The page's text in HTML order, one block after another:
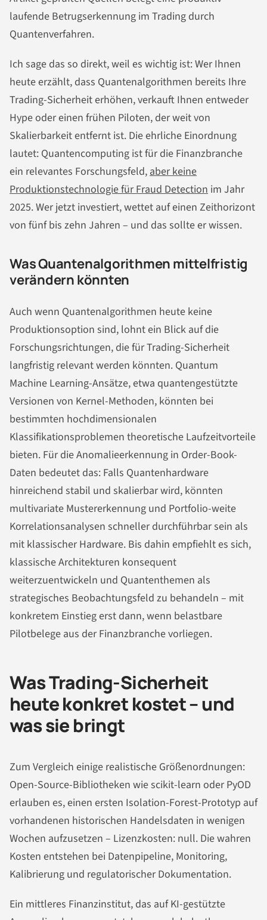
laufende Betrugserkennung im Trading durch
Quantenverfahren.
Ich sage das so direkt, weil es wichtig ist: Wer Ihnen
heute erzählt, dass Quantenalgorithmen bereits Ihre
Trading-Sicherheit erhöhen, verkauft Ihnen entweder
Hype oder einen frühen Piloten, der weit von
Skalierbarkeit entfernt ist. Die ehrliche Einordnung
lautet: Quantencomputing ist für die Finanzbranche
ein relevantes Forschungsfeld, aber keine
Produktionstechnologie für Fraud Detection im Jahr
2025. Wer jetzt investiert, wettet auf einen Zeithorizont
von fünf bis zehn Jahren – und das sollte er wissen.
Was Quantenalgorithmen mittelfristig
verändern könnten
Auch wenn Quantenalgorithmen heute keine
Produktionsoption sind, lohnt ein Blick auf die
Forschungsrichtungen, die für Trading-Sicherheit
langfristig relevant werden könnten. Quantum
Machine Learning-Ansätze, etwa quantengestützte
Versionen von Kernel-Methoden, könnten bei
bestimmten hochdimensionalen
Klassifikationsproblemen theoretische Laufzeitvorteile
bieten. Für die Anomalieerkennung in Order-Book-
Daten bedeutet das: Falls Quantenhardware
hinreichend stabil und skalierbar wird, könnten
multivariate Mustererkennung und Portfolio-weite
Korrelationsanalysen schneller durchführbar sein als
mit klassischer Hardware. Bis dahin empfiehlt es sich,
klassische Architekturen konsequent
weiterzuentwickeln und Quantenthemen als
strategisches Beobachtungsfeld zu behandeln – mit
konkretem Einstieg erst dann, wenn belastbare
Pilotbelege aus der Finanzbranche vorliegen.
Was Trading-Sicherheit
heute konkret kostet – und
was sie bringt
Zum Vergleich einige realistische Größenordnungen:
Open-Source-Bibliotheken wie scikit-learn oder PyOD
erlauben es, einen ersten Isolation-Forest-Prototyp auf
vorhandenen historischen Handelsdaten in wenigen
Wochen aufzusetzen – Lizenzkosten: null. Die wahren
Kosten entstehen bei Datenpipeline, Monitoring,
Kalibrierung und regulatorischer Dokumentation.
Ein mittleres Finanzinstitut, das auf KI-gestützte